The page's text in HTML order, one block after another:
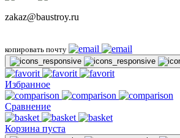
zakaz@baustroy.ru
копировать почту
Избранное
Сравнение
Корзина пуста